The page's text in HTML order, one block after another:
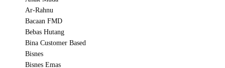
Ar-Rahnu
Bacaan FMD
Bebas Hutang
Bina Customer Based
Bisnes
Bisnes Emas